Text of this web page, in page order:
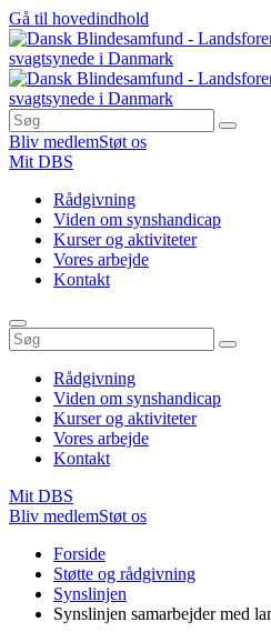
Gå til hovedindhold
Bliv medlemStøt os
Mit DBS
Rådgivning
Viden om synshandicap
Kurser og aktiviteter
Vores arbejde
Kontakt
Rådgivning
Viden om synshandicap
Kurser og aktiviteter
Vores arbejde
Kontakt
Mit DBS
Bliv medlemStøt os
Forside
Støtte og rådgivning
Synslinjen
Synslinjen samarbejder med